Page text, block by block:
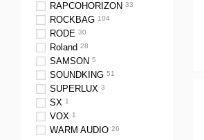
RAPCOHORIZON 33
ROCKBAG 104
RODE 30
Roland 28
SAMSON 5
SOUNDKING 51
SUPERLUX 3
SX 1
VOX 1
WARM AUDIO 26